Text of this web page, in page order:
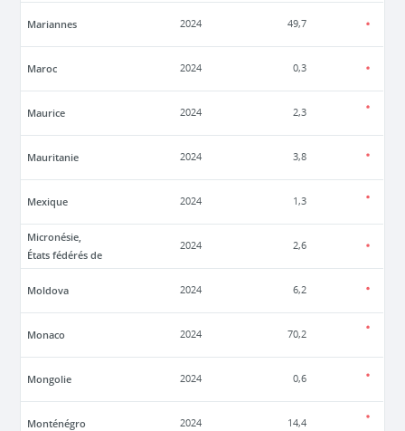
Mariannes 2024 49,7
Maroc 2024 0,3
Maurice 2024 2,3
Mauritanie 2024 3,8
Mexique 2024 1,3
Micronésie,
États fédérés de
2024 2,6
Moldova 2024 6,2
Monaco 2024 70,2
Mongolie 2024 0,6
Monténégro 2024 14,4